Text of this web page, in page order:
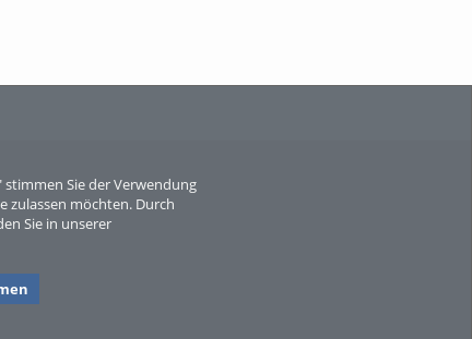
Sie der Verwendung
zulassen möchten. Durch
Sie in unserer
Sperber